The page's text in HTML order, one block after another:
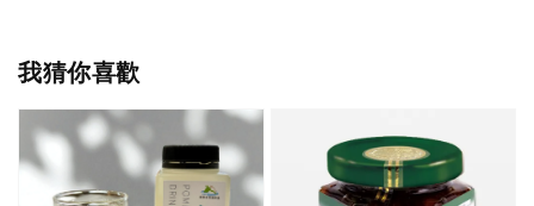
我猜你喜歡